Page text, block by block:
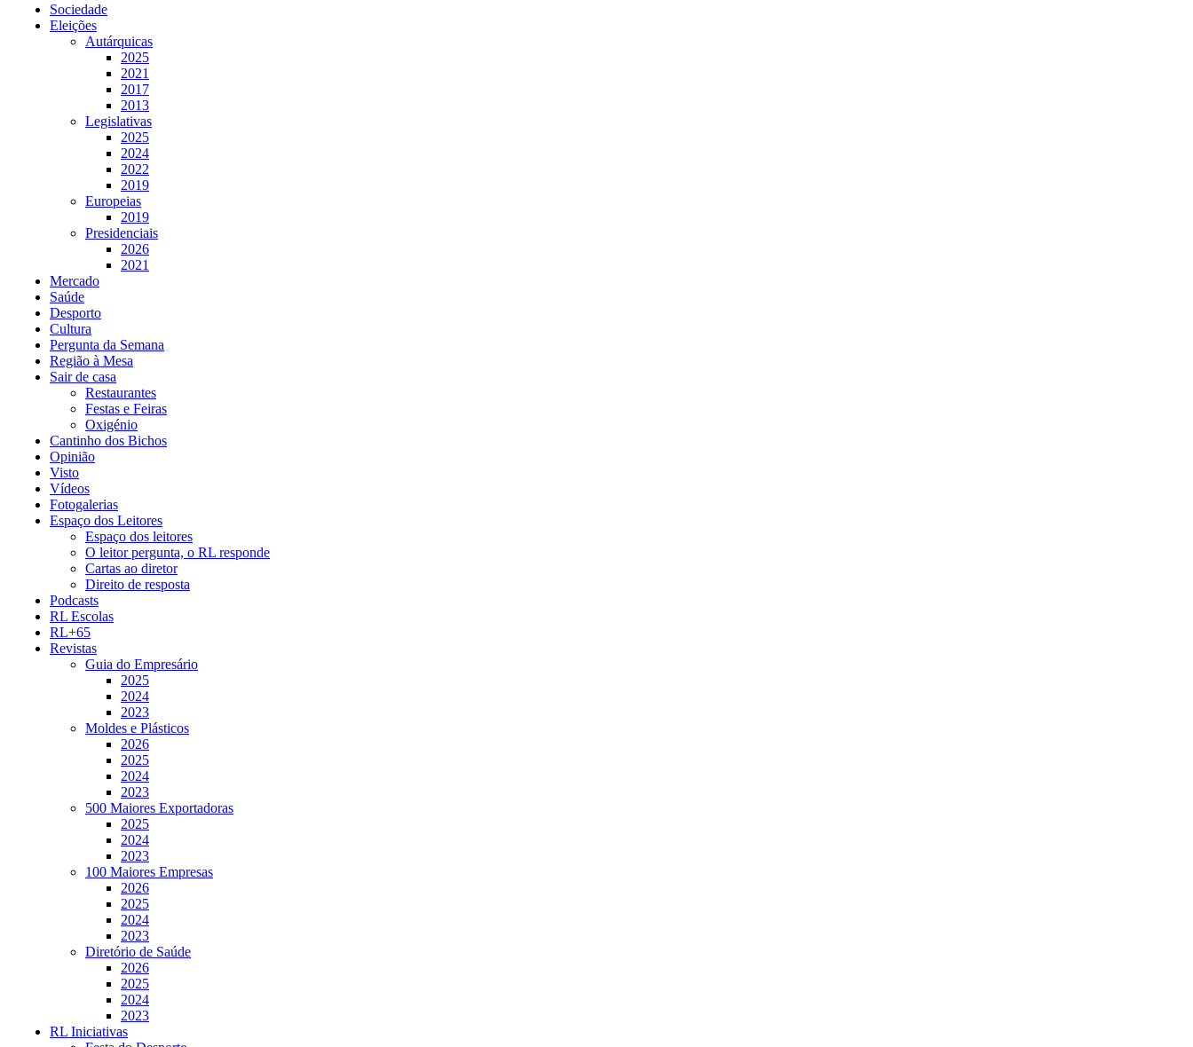
Sociedade
Eleições
Autárquicas
2025
2021
2017
2013
Legislativas
2025
2024
2022
2019
Europeias
2019
Presidenciais
2026
2021
Mercado
Saúde
Desporto
Cultura
Pergunta da Semana
Região à Mesa
Sair de casa
Restaurantes
Festas e Feiras
Oxigénio
Cantinho dos Bichos
Opinião
Visto
Vídeos
Fotogalerias
Espaço dos Leitores
Espaço dos leitores
O leitor pergunta, o RL responde
Cartas ao diretor
Direito de resposta
Podcasts
RL Escolas
RL+65
Revistas
Guia do Empresário
2025
2024
2023
Moldes e Plásticos
2026
2025
2024
2023
500 Maiores Exportadoras
2025
2024
2023
100 Maiores Empresas
2026
2025
2024
2023
Diretório de Saúde
2026
2025
2024
2023
RL Iniciativas